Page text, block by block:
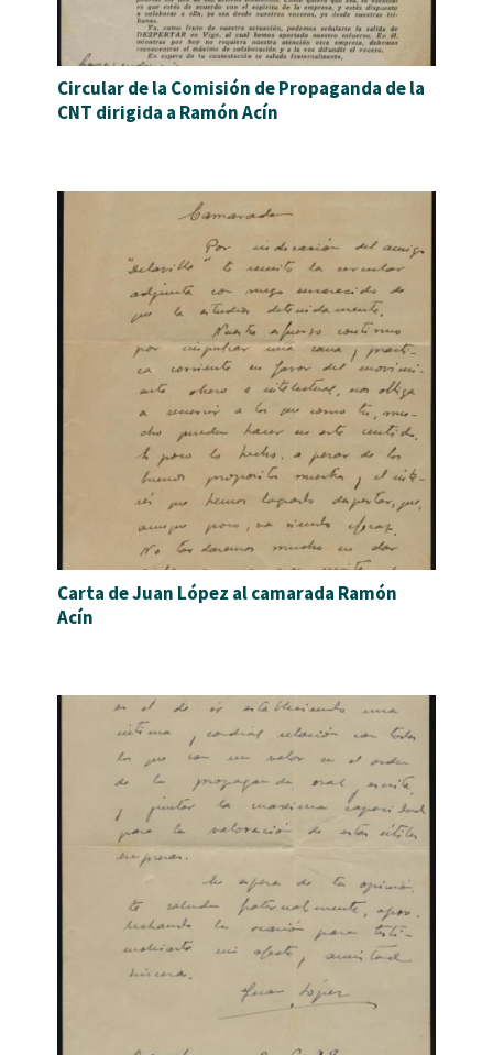
Circular de la Comisión de Propaganda de la
CNT dirigida a Ramón Acín
Carta de Juan López al camarada Ramón
Acín